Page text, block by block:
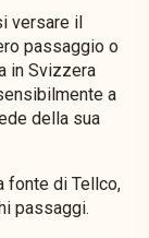
versare il
passaggio o
in Svizzera
a
della sua
fonte di Tellco,
passaggi.